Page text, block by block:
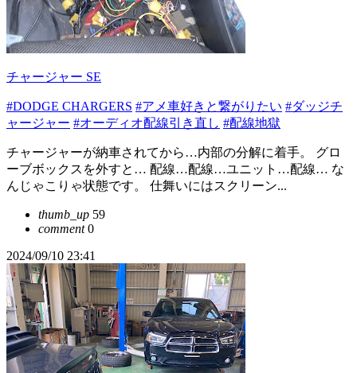
チャージャー SE
#DODGE CHARGERS #アメ車好きと繋がりたい #ダッジチ
ャージャー #オーディオ配線引き直し #配線地獄
チャージャーが納車されてから…内部の分解に着手。 グロ
ーブボックスを外すと… 配線…配線…ユニット…配線… な
んじゃこりゃ状態です。 仕舞いにはスクリーン...
thumb_up 59
comment0
2024/09/10 23:41